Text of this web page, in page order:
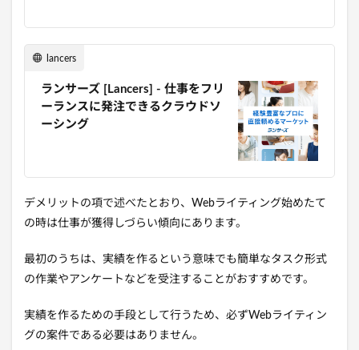
lancers
ランサーズ [Lancers] - 仕事をフリ
ーランスに発注できるクラウドソ
ーシング
デメリットの項で述べたとおり、Webライティング始めたて
の時は仕事が獲得しづらい傾向にあります。
最初のうちは、実績を作るという意味でも簡単なタスク形式
の作業やアンケートなどを受注することがおすすめです。
実績を作るための手段として行うため、必ずWebライティン
グの案件である必要はありません。